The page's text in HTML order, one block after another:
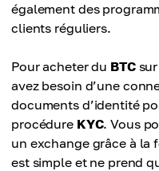
également des
clients réguliers.
Pour acheter du BTCsur
avez besoin d’une
documents d’identité
procédure KYC. Vous
un exchange grâce à
est simple et ne prend